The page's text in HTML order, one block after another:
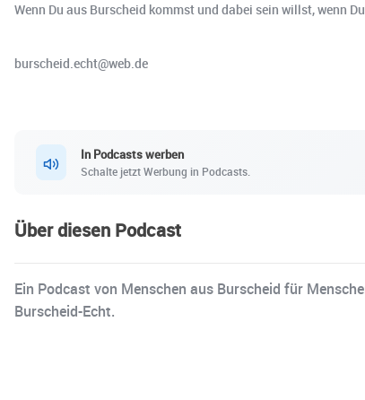
Wenn Du aus Burscheid kommst und dabei sein willst, wenn
burscheid.echt@web.de
In Podcasts werben
Schalte jetzt Werbung in Podcasts.
Über diesen Podcast
Ein Podcast von Menschen aus Burscheid für
Burscheid-Echt.